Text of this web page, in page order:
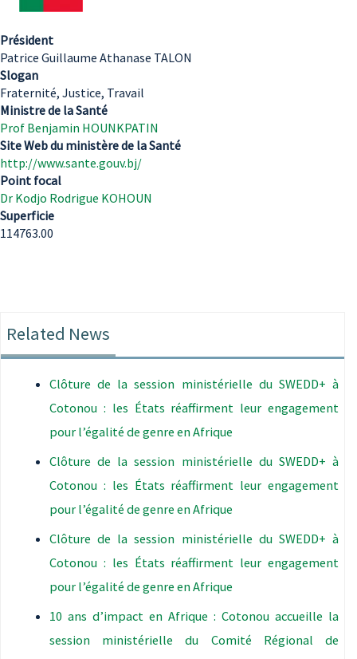
Président
Patrice Guillaume Athanase TALON
Slogan
Fraternité, Justice, Travail
Ministre de la Santé
Prof Benjamin HOUNKPATIN
Site Web du ministère de la Santé
http://www.sante.gouv.bj/
Point focal
Dr Kodjo Rodrigue KOHOUN
Superficie
114763.00
Related News
Clôture de la session ministérielle du SWEDD+ à
Cotonou : les États réaffirment leur engagement
pour l’égalité de genre en Afrique
Clôture de la session ministérielle du SWEDD+ à
Cotonou : les États réaffirment leur engagement
pour l’égalité de genre en Afrique
Clôture de la session ministérielle du SWEDD+ à
Cotonou : les États réaffirment leur engagement
pour l’égalité de genre en Afrique
10 ans d’impact en Afrique : Cotonou accueille la
session ministérielle du Comité Régional de